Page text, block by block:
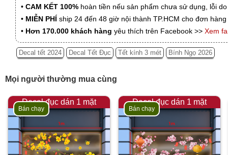
• CAM KẾT 100% hoàn tiền nếu sản phẩm chưa sử dụng, lỗi
• MIỄN PHÍ ship 24 đến 48 giờ nội thành TP.HCM cho đơn
• Hơn 170.000 khách hàng yêu thích trên Facebook >> Xem
Decal tết 2024 Decal Tết Đục Tết kính 3 mét Bính Ngọ 2026
Mọi người thường mua cùng
Decal đục dán 1 mặt
Bán chạy
Decal đục dán 1 mặt
Bán chạy